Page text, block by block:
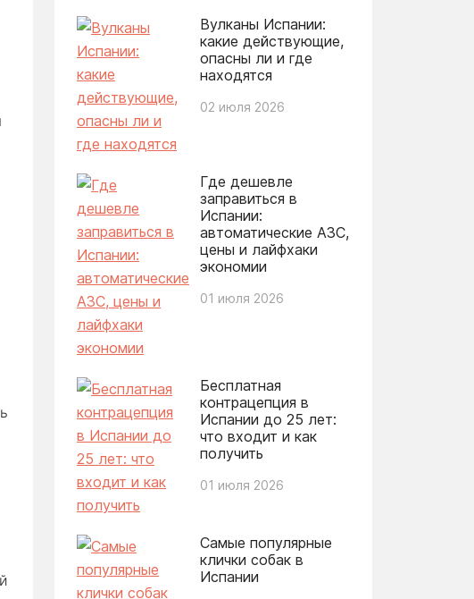
Вулканы Испании:
какие действующие,
опасны ли и где
находятся
02 июля 2026
Где дешевле
заправиться в
Испании:
автоматические АЗС,
цены и лайфхаки
экономии
01 июля 2026
Бесплатная
контрацепция в
Испании до 25 лет:
что входит и как
получить
01 июля 2026
Самые популярные
клички собак в
Испании